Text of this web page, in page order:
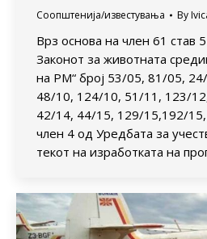
Соопштенија/известувања By
Врз основа на член 61 став
Законот за животната
на РМ“ број 53/05, 81/05,
48/10, 124/10, 51/11, 123/
42/14, 44/15, 129/15,192/
член 4 од Уредбата за
текот на изработката на